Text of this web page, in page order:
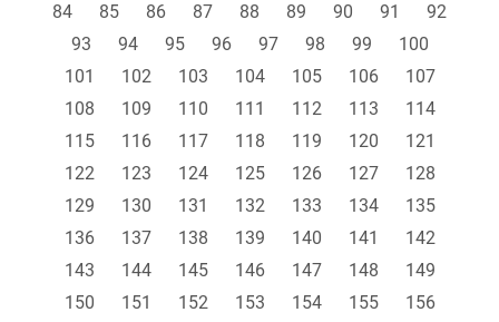
84
85 86 87 88 89 90 91
92
93
94 95 96 97 98 99
100
101
102 103 104 105 106
107
108
109 110 111 112 113
114
115
116 117 118 119 120
121
122
123 124 125 126 127
128
129
130 131 132 133 134
135
136
137 138 139 140 141
142
143
144 145 146 147 148
149
150
151 152 153 154 155
156